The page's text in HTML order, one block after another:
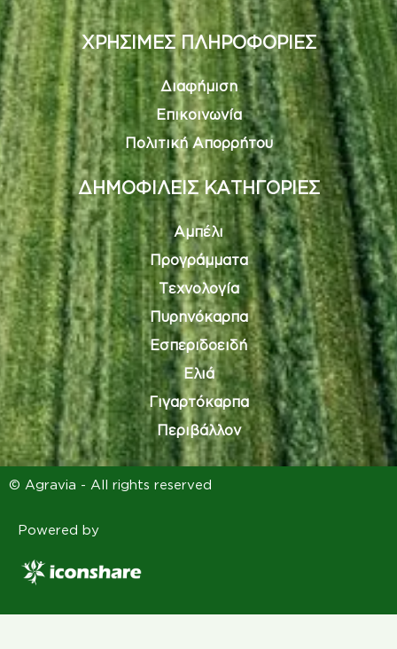
ΧΡΗΣΙΜΕΣ ΠΛΗΡΟΦΟΡΙΕΣ
Διαφήμιση
Επικοινωνία
Πολιτική Απορρήτου
ΔΗΜΟΦΙΛΕΙΣ ΚΑΤΗΓΟΡΙΕΣ
Αμπέλι
Προγράμματα
Τεχνολογία
Πυρηνόκαρπα
Εσπεριδοειδή
Ελιά
Γιγαρτόκαρπα
Περιβάλλον
© Agravia - All rights reserved
Powered by